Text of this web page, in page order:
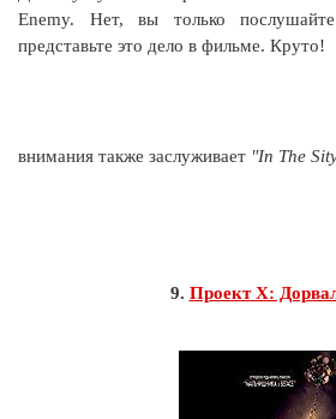
Enemy. Нет, вы только
представьте это дело в фильме. Круто!
внимания также заслуживает "In The
9. Проект X: